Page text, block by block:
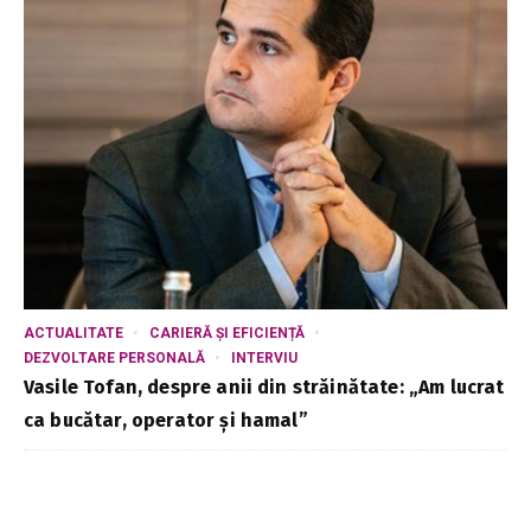
ACTUALITATE
CARIERĂ ȘI EFICIENȚĂ
DEZVOLTARE PERSONALĂ
INTERVIU
Vasile Tofan, despre anii din străinătate: „Am lucrat
ca bucătar, operator și hamal”